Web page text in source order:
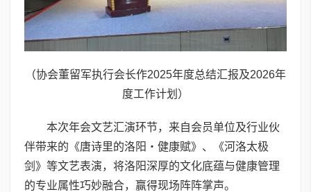
（协会董留军执行会长作2025年度总结汇报及2026年
度工作计划）
本次年会文艺汇演环节，来自会员单位及行业伙
伴带来的《唐诗里的洛阳・健康赋》、《河洛太极
剑》等文艺表演，将洛阳深厚的文化底蕴与健康管理
的专业属性巧妙融合，赢得现场阵阵掌声。